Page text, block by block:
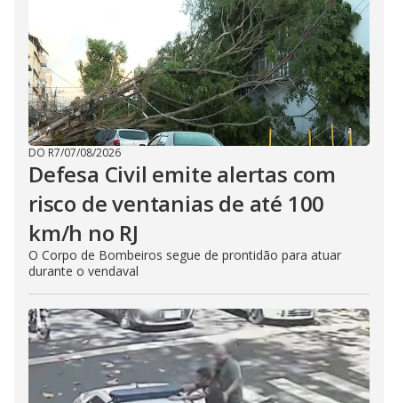
DO R7/07/08/2026
Defesa Civil emite alertas com
risco de ventanias de até 100
km/h no RJ
O Corpo de Bombeiros segue de prontidão para atuar
durante o vendaval